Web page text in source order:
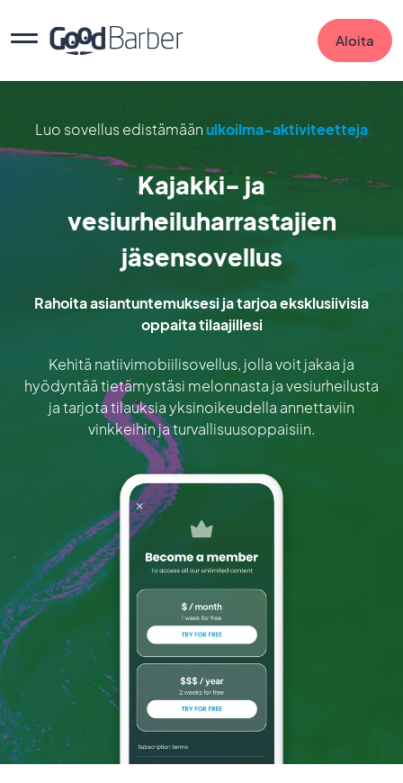
Aloita
Luo sovellus edistämäänulkoilma-aktiviteetteja
Kajakki- ja
vesiurheiluharrastajien
jäsensovellus
Rahoita asiantuntemuksesi ja tarjoa eksklusiivisia
oppaita tilaajillesi
Kehitä natiivimobiilisovellus, jolla voit jakaa ja
hyödyntää tietämystäsi melonnasta ja vesiurheilusta
ja tarjota tilauksia yksinoikeudella annettaviin
vinkkeihin ja turvallisuusoppaisiin.